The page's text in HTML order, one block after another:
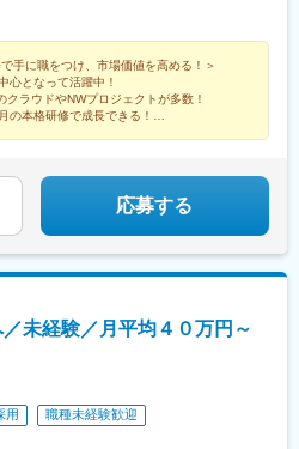
ート部 労務ユニット
性）
点にチーム化を想定
改善推進
ーム化をリード
意思を尊重しますが、以下のようなキ
ャーへのステップアップ
ての専門深化
業務
外出張・長期海外出張などの勤務の可
手に職をつけ、市場価値を高める！＞
心となって活躍中！
ラウドやNWプロジェクトが多数！
の本格研修で成長できる！
応募する
未経験／月平均４０万円～
用
職種未経験歓迎